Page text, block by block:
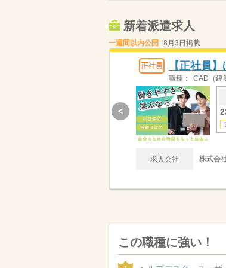
新着派遣求人
一週間以内公開 8月3日掲載
【正社員
職種： CAD（建
求人会社 株式会
<
この職種に強い！